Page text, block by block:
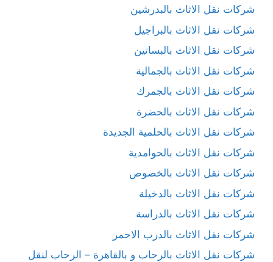
شركات نقل الاثاث بالبدرشين
شركات نقل الاثاث بالبراجيل
شركات نقل الاثاث بالبساتين
شركات نقل الاثاث بالجمالية
شركات نقل الاثاث بالجمرك
شركات نقل الاثاث بالحضرة
شركات نقل الاثاث بالحلمية الجديدة
شركات نقل الاثاث بالحوامدية
شركات نقل الاثاث بالخصوص
شركات نقل الاثاث بالدخيلة
شركات نقل الاثاث بالدراسة
شركات نقل الاثاث بالدرب الاحمر
شركات نقل الاثاث بالرحاب و بالقاهرة – الرحاب لنقل